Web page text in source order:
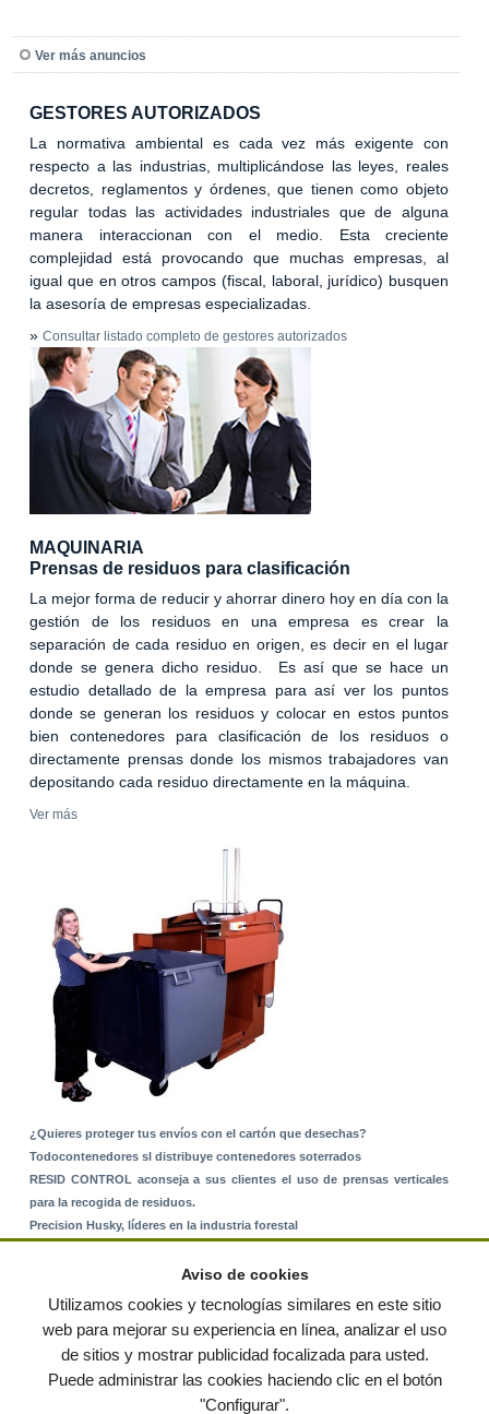
Ver más anuncios
GESTORES AUTORIZADOS
La normativa ambiental es cada vez más exigente con
respecto a las industrias, multiplicándose las leyes, reales
decretos, reglamentos y órdenes, que tienen como objeto
regular todas las actividades industriales que de alguna
manera interaccionan con el medio. Esta creciente
complejidad está provocando que muchas empresas, al
igual que en otros campos (fiscal, laboral, jurídico) busquen
la asesoría de empresas especializadas.
» Consultar listado completo de gestores autorizados
MAQUINARIA
Prensas de residuos para clasificación
La mejor forma de reducir y ahorrar dinero hoy en día con la
gestión de los residuos en una empresa es crear la
separación de cada residuo en origen, es decir en el lugar
donde se genera dicho residuo. Es así que se hace un
estudio detallado de la empresa para así ver los puntos
donde se generan los residuos y colocar en estos puntos
bien contenedores para clasificación de los residuos o
directamente prensas donde los mismos trabajadores van
depositando cada residuo directamente en la máquina.
Ver más
¿Quieres proteger tus envíos con el cartón que desechas?
Todocontenedores sl distribuye contenedores soterrados
RESID CONTROL aconseja a sus clientes el uso de prensas verticales
para la recogida de residuos.
Precision Husky, líderes en la industria forestal
© residuos.com - Todos los derechos reservados Política de privacidad
Condiciones de uso|Contacto |Editores|Mapa web|Preguntas frecuentes|Publica
tus anuncios gratis!
Aviso de cookies
Utilizamos cookies y tecnologías similares en este sitio
web para mejorar su experiencia en línea, analizar el uso
de sitios y mostrar publicidad focalizada para usted.
Puede administrar las cookies haciendo clic en el botón
"Configurar".